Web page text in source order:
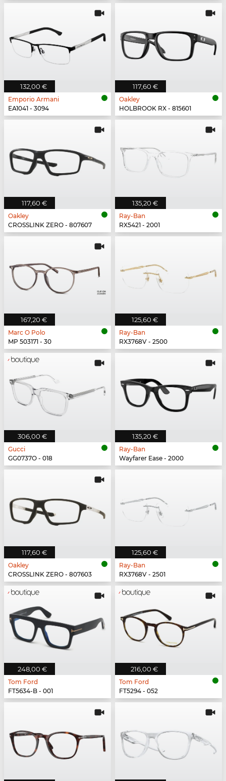
132,00 €
Emporio Armani
EA1041 - 3094
117,60 €
Oakley
HOLBROOK RX - 815601
117,60 €
Oakley
CROSSLINK ZERO - 807607
135,20 €
Ray-Ban
RX5421 - 2001
167,20 €
Marc O Polo
MP 503171 - 30
125,60 €
Ray-Ban
RX3768V - 2500
306,00 €
Gucci
GG0737O - 018
135,20 €
Ray-Ban
Wayfarer Ease - 2000
117,60 €
Oakley
CROSSLINK ZERO - 807603
125,60 €
Ray-Ban
RX3768V - 2501
248,00 €
Tom Ford
FT5634-B - 001
216,00 €
Tom Ford
FT5294 - 052